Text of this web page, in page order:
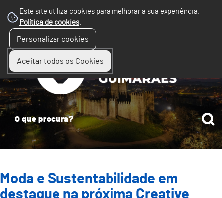
Este site utiliza cookies para melhorar a sua experiência.
Política de cookies.
Personalizar cookies
Aceitar todos os Cookies
Moda e Sustentabilidade em
destaque na próxima Creative